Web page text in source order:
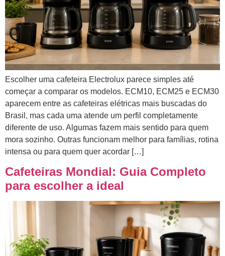
Escolher uma cafeteira Electrolux parece simples até
começar a comparar os modelos. ECM10, ECM25 e ECM30
aparecem entre as cafeteiras elétricas mais buscadas do
Brasil, mas cada uma atende um perfil completamente
diferente de uso. Algumas fazem mais sentido para quem
mora sozinho. Outras funcionam melhor para famílias, rotina
intensa ou para quem quer acordar […]
Cafeteiras Mondial: Guia Completo
para escolher a ideal